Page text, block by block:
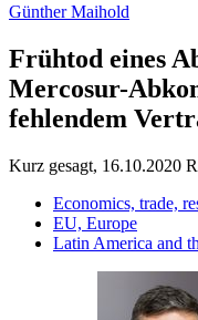
Günther Maihold
Frühtod eines
Mercosur-
fehlendem
Kurz gesagt, 16.10.2020
Economics, trade,
EU, Europe
Latin America and